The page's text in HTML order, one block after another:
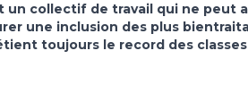
un collectif de travail qui ne peut
une inclusion des plus
toujours le record des